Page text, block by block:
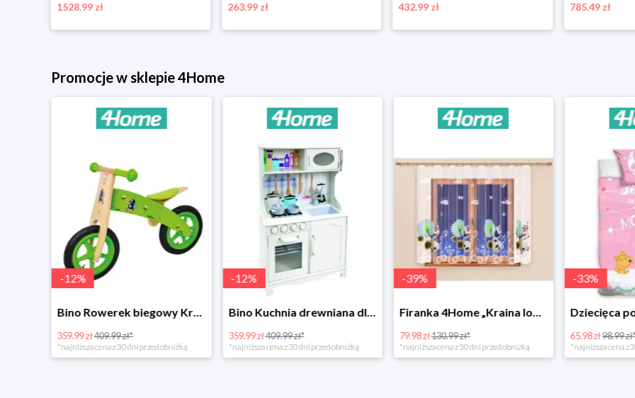
1528.99 zł
263.99 zł
432.99 zł
785.49 zł
Promocje w sklepie 4Home
-12%
Bino Rowerek biegowy Krecik
359.99 zł409.99 zł*
*najniższa cena z 30 dni przed obniżką
-12%
Bino Kuchnia drewniana dla dzieci Provence
359.99 zł409.99 zł*
*najniższa cena z 30 dni przed obniżką
-39%
Firanka 4Home „Kraina lodu” (Frozen)
79.98 zł130.99 zł*
*najniższa cena z 30 dni przed obniżką
-33%
65.98 zł98.99 zł*
*najniższa cena z